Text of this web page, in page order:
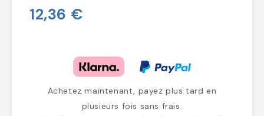
12,36 €
Achetez maintenant, payez plus tard en
plusieurs fois sans frais.